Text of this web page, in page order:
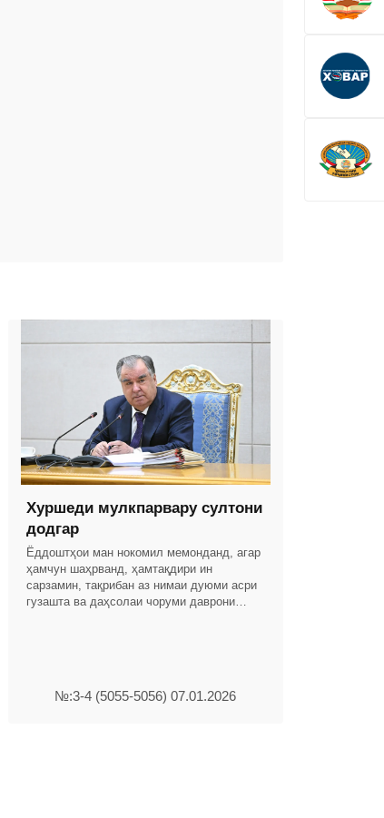
Хуршеди мулкпарвару султони
додгар
Ёддоштҳои ман нокомил мемонданд, агар
ҳамчун шаҳрванд, ҳамтақдири ин
сарзамин, тақрибан аз нимаи дуюми асри
гузашта ва даҳсолаи чоруми даврони
№:3-4 (5055-5056) 07.01.2026